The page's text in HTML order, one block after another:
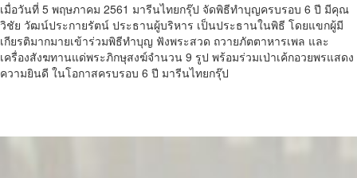
เมื่อวันที่ 5 พฤษภาคม 2561 มารีนไทยกรุ๊ป จัดพิธีทำบุญครบรอบ 6 ปี มีคุณ
วิชัย วัฒน์ประกายรัตน์ ประธานผู้บริหาร เป็นประธานในพิธี โดยแขกผู้มี
เกียรติมากมายเข้าร่วมพิธีทำบุญ ฟังพระสวด ถวายภัตตาหารเพล และ
เครื่องสังฆทานแด่พระภิกษุสงฆ์จำนวน 9 รูป พร้อมร่วมเป่าเค้กอวยพรแสดง
ความยินดี ในโอกาสครบรอบ 6 ปี มารีนไทยกรุ๊ป